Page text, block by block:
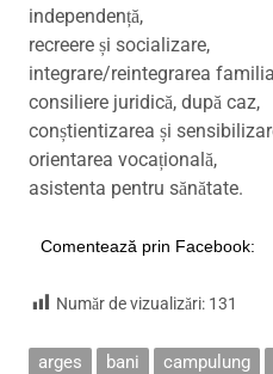
independență,
recreere și socializare,
integrare/reintegrarea
consiliere juridică, după caz,
conștientizarea și
orientarea vocațională,
asistenta pentru sănătate.
Comentează prin Facebook:
Număr de vizualizări: 131
arges bani campulung